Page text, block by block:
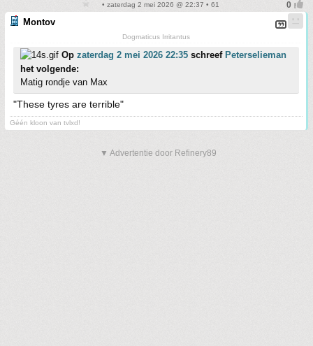
• zaterdag 2 mei 2026 @ 22:37 • 61
Montov
Dogmaticus Irritantus
Op zaterdag 2 mei 2026 22:35 schreef Peterselieman
het volgende:
Matig rondje van Max
"These tyres are terrible"
Géén kloon van tvlxd!
▼ Advertentie door Refinery89